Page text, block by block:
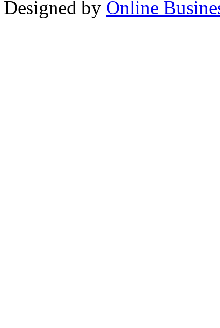
Designed by Online